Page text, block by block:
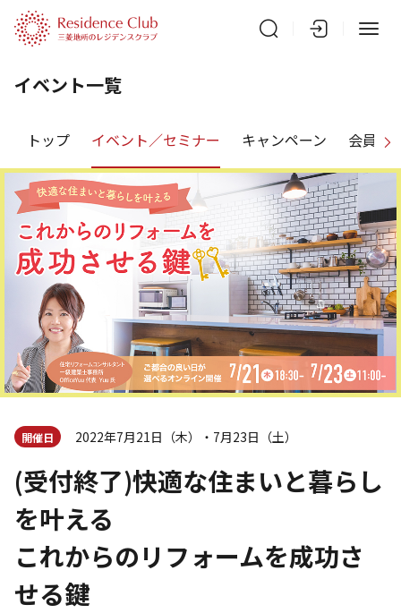
イベント一覧
トップ イベント／セミナー キャンペーン 会員特
開催日 2022年7月21日（木）・7月23日（土）
(受付終了)快適な住まいと暮らし
を叶える
これからのリフォームを成功さ
せる鍵